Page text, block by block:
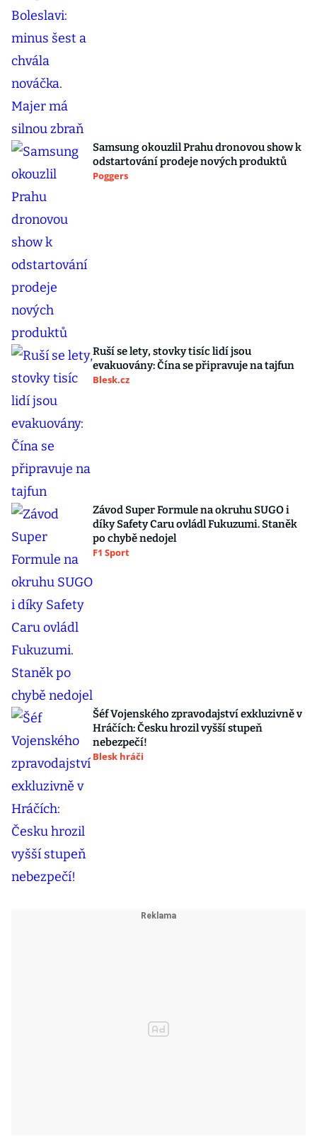
Samsung okouzlil Prahu dronovou show k
odstartování prodeje nových produktů
Poggers
Ruší se lety, stovky tisíc lidí jsou
evakuovány: Čína se připravuje na tajfun
Blesk.cz
Závod Super Formule na okruhu SUGO i
díky Safety Caru ovládl Fukuzumi. Staněk
po chybě nedojel
F1 Sport
Šéf Vojenského zpravodajství exkluzivně v
Hráčích: Česku hrozil vyšší stupeň
nebezpečí!
Blesk hráči